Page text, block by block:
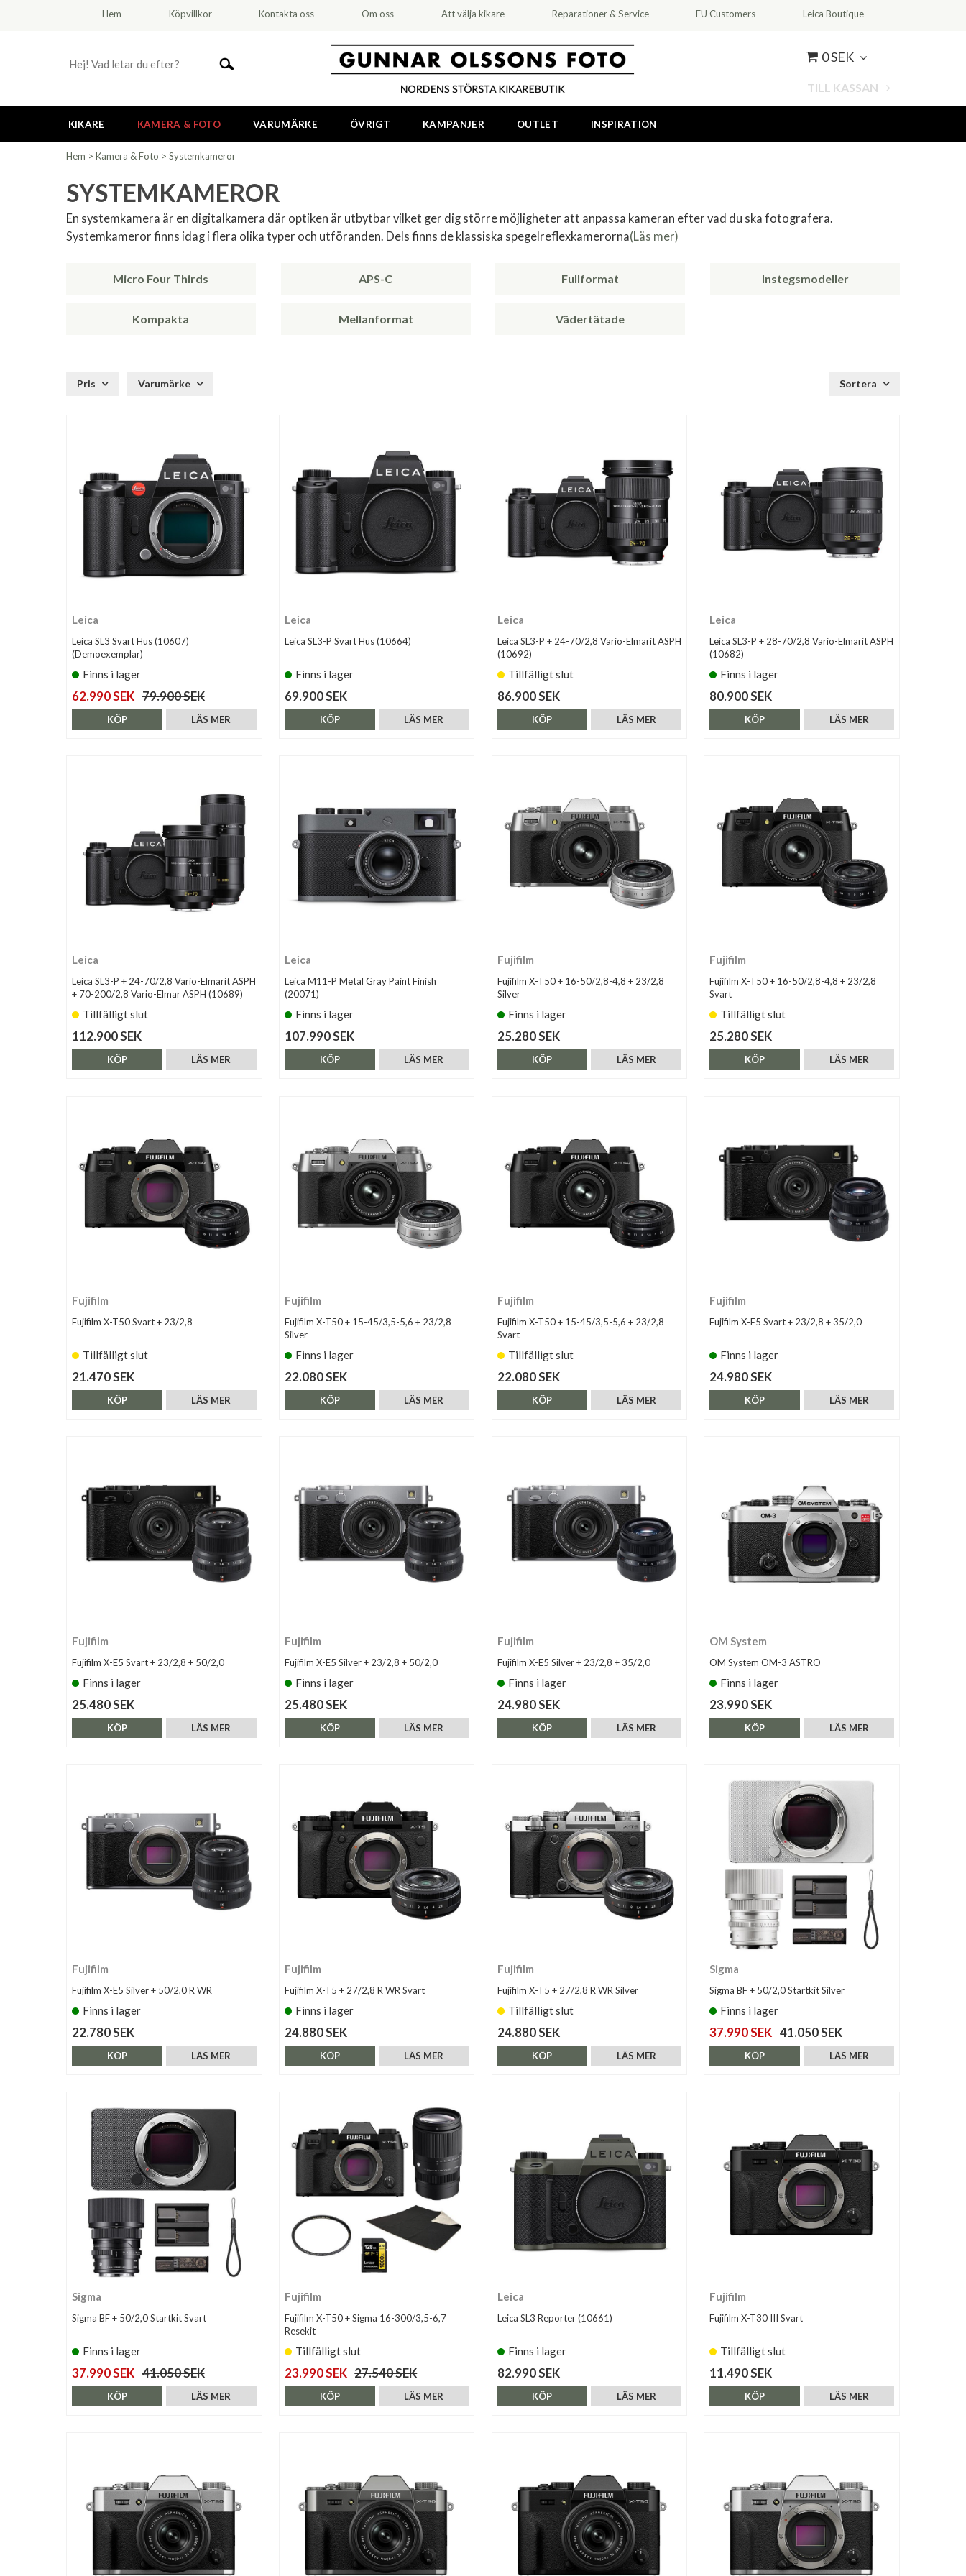
Hem Köpvillkor Kontakta oss Om oss Att välja kikare Reparationer & Service EU Customers Leica Boutique
0 SEK
TILL KASSAN
KIKARE KAMERA & FOTO VARUMÄRKE ÖVRIGT KAMPANJER OUTLET INSPIRATION
Hem > Kamera & Foto > Systemkameror
SYSTEMKAMEROR
En systemkamera är en digitalkamera där optiken är utbytbar vilket ger dig större möjligheter att anpassa kameran efter vad du ska fotografera.
Systemkameror finns idag i flera olika typer och utföranden. Dels finns de klassiska spegelreflexkamerorna(Läs mer)
Micro Four Thirds APS-C Fullformat Instegsmodeller
Kompakta Mellanformat Vädertätade
Sortera
Pris Varumärke
Leica
Leica SL3 Svart Hus (10607)
(Demoexemplar)
Finns i lager
62.990 SEK 79.900 SEK
LÄS MER
KÖP
Leica
Leica SL3-P Svart Hus (10664)
Finns i lager
69.900 SEK
LÄS MER
KÖP
Leica
Leica SL3-P + 24-70/2,8 Vario-Elmarit ASPH
(10692)
Tillfälligt slut
86.900 SEK
LÄS MER
KÖP
Leica
Leica SL3-P + 28-70/2,8 Vario-Elmarit ASPH
(10682)
Finns i lager
80.900 SEK
LÄS MER
KÖP
Leica
Leica SL3-P + 24-70/2,8 Vario-Elmarit ASPH
+ 70-200/2,8 Vario-Elmar ASPH (10689)
Tillfälligt slut
112.900 SEK
LÄS MER
KÖP
Leica
Leica M11-P Metal Gray Paint Finish
(20071)
Finns i lager
107.990 SEK
LÄS MER
KÖP
Fujifilm
Fujifilm X-T50 + 16-50/2,8-4,8 + 23/2,8
Silver
Finns i lager
25.280 SEK
LÄS MER
KÖP
Fujifilm
Fujifilm X-T50 + 16-50/2,8-4,8 + 23/2,8
Svart
Tillfälligt slut
25.280 SEK
LÄS MER
KÖP
Fujifilm
Fujifilm X-T50 Svart + 23/2,8
Tillfälligt slut
21.470 SEK
LÄS MER
KÖP
Fujifilm
Fujifilm X-T50 + 15-45/3,5-5,6 + 23/2,8
Silver
Finns i lager
22.080 SEK
LÄS MER
KÖP
Fujifilm
Fujifilm X-T50 + 15-45/3,5-5,6 + 23/2,8
Svart
Tillfälligt slut
22.080 SEK
LÄS MER
KÖP
Fujifilm
Fujifilm X-E5 Svart + 23/2,8 + 35/2,0
Finns i lager
24.980 SEK
LÄS MER
KÖP
Fujifilm
Fujifilm X-E5 Svart + 23/2,8 + 50/2,0
Finns i lager
25.480 SEK
LÄS MER
KÖP
Fujifilm
Fujifilm X-E5 Silver + 23/2,8 + 50/2,0
Finns i lager
25.480 SEK
LÄS MER
KÖP
Fujifilm
Fujifilm X-E5 Silver + 23/2,8 + 35/2,0
Finns i lager
24.980 SEK
LÄS MER
KÖP
OM System
OM System OM-3 ASTRO
Finns i lager
23.990 SEK
LÄS MER
KÖP
Fujifilm
Fujifilm X-E5 Silver + 50/2,0 R WR
Finns i lager
22.780 SEK
LÄS MER
KÖP
Fujifilm
Fujifilm X-T5 + 27/2,8 R WR Svart
Finns i lager
24.880 SEK
LÄS MER
KÖP
Fujifilm
Fujifilm X-T5 + 27/2,8 R WR Silver
Tillfälligt slut
24.880 SEK
LÄS MER
KÖP
Sigma
Sigma BF + 50/2,0 Startkit Silver
Finns i lager
37.990 SEK 41.050 SEK
LÄS MER
KÖP
Sigma
Sigma BF + 50/2,0 Startkit Svart
Finns i lager
37.990 SEK 41.050 SEK
LÄS MER
KÖP
Fujifilm
Fujifilm X-T50 + Sigma 16-300/3,5-6,7
Resekit
Tillfälligt slut
23.990 SEK 27.540 SEK
LÄS MER
KÖP
Leica
Leica SL3 Reporter (10661)
Finns i lager
82.990 SEK
LÄS MER
KÖP
Fujifilm
Fujifilm X-T30 III Svart
Tillfälligt slut
11.490 SEK
LÄS MER
KÖP